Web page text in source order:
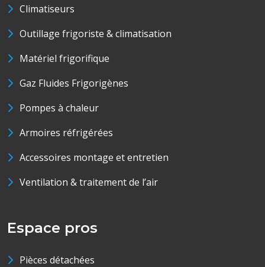
Climatiseurs
Outillage frigoriste & climatisation
Matériel frigorifique
Gaz Fluides Frigorigènes
Pompes à chaleur
Armoires réfrigérées
Accessoires montage et entretien
Ventilation & traitement de l’air
Espace pros
Pièces détachées